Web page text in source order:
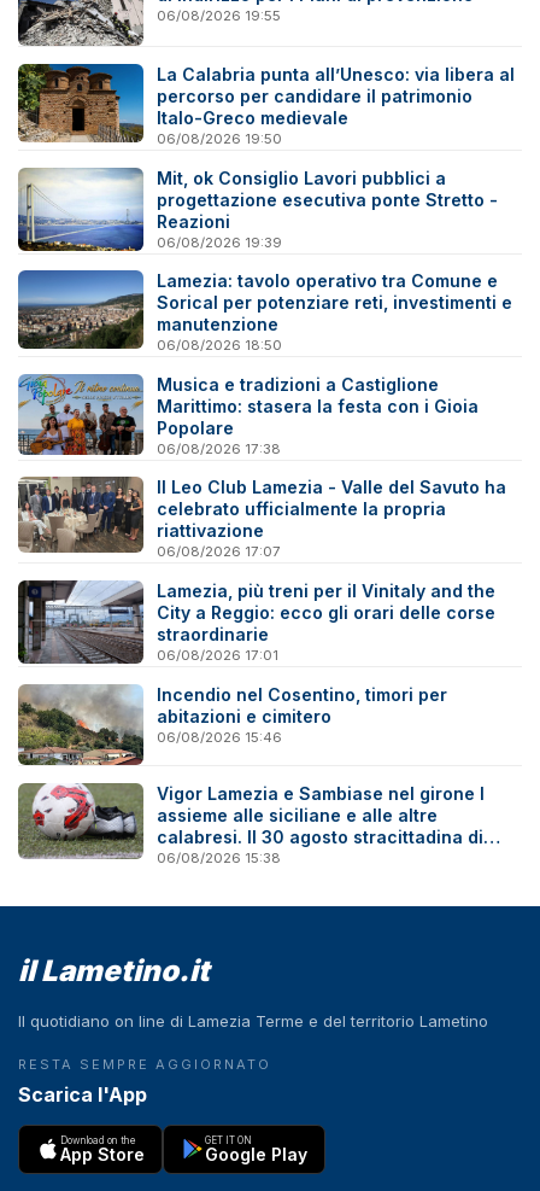
06/08/2026 19:55
La Calabria punta all’Unesco: via libera al
percorso per candidare il patrimonio
Italo-Greco medievale
06/08/2026 19:50
Mit, ok Consiglio Lavori pubblici a
progettazione esecutiva ponte Stretto -
Reazioni
06/08/2026 19:39
Lamezia: tavolo operativo tra Comune e
Sorical per potenziare reti, investimenti e
manutenzione
06/08/2026 18:50
Musica e tradizioni a Castiglione
Marittimo: stasera la festa con i Gioia
Popolare
06/08/2026 17:38
Il Leo Club Lamezia - Valle del Savuto ha
celebrato ufficialmente la propria
riattivazione
06/08/2026 17:07
Lamezia, più treni per il Vinitaly and the
City a Reggio: ecco gli orari delle corse
straordinarie
06/08/2026 17:01
Incendio nel Cosentino, timori per
abitazioni e cimitero
06/08/2026 15:46
Vigor Lamezia e Sambiase nel girone I
assieme alle siciliane e alle altre
calabresi. Il 30 agosto stracittadina di
Coppa Italia
06/08/2026 15:38
il Lametino.it
Il quotidiano on line di Lamezia Terme e del territorio Lametino
RESTA SEMPRE AGGIORNATO
Scarica l'App
Download on the
App Store
GET IT ON
Google Play